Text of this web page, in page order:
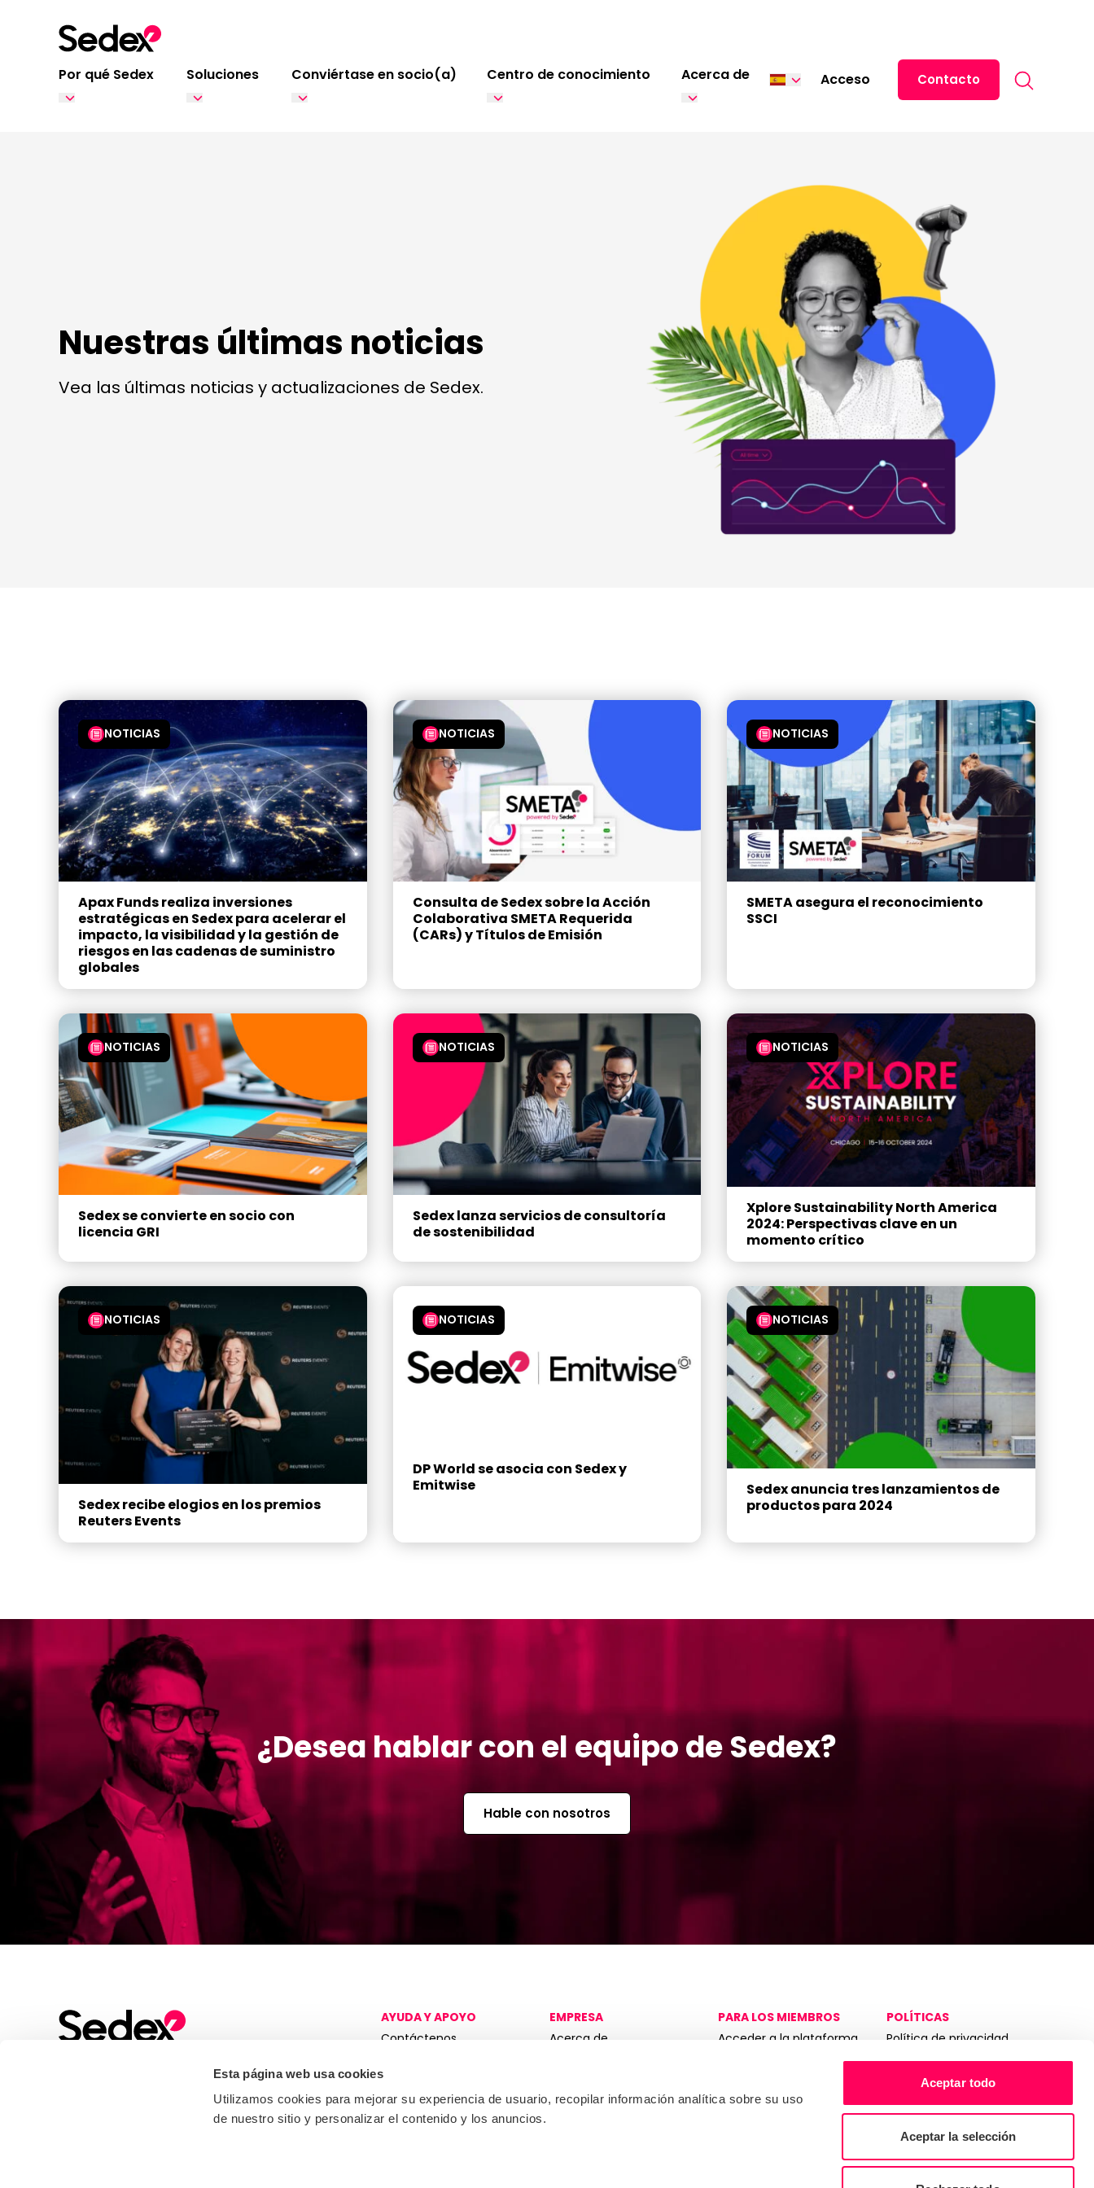
Esta página web usa cookies
Utilizamos cookies para mejorar su experiencia de usuario, recopilar información analítica sobre su uso
de nuestro sitio y personalizar el contenido y los anuncios.
Aceptar todo
Aceptar la selección
Por qué Sedex
Soluciones Conviértase en socio(a) Centro de conocimiento Acerca de Acceso
Italiano
Deutsch
Français
Contacto
Nuestras últimas noticias
Vea las últimas noticias y actualizaciones de Sedex.
NOTICIAS
Apax Funds realiza inversiones
estratégicas en Sedex para acelerar el
impacto, la visibilidad y la gestión de
riesgos en las cadenas de suministro
globales
NOTICIAS
Consulta de Sedex sobre la Acción
Colaborativa SMETA Requerida
(CARs) y Títulos de Emisión
NOTICIAS
SMETA asegura el reconocimiento
SSCI
NOTICIAS
Sedex se convierte en socio con
licencia GRI
NOTICIAS
Sedex lanza servicios de consultoría
de sostenibilidad
NOTICIAS
Xplore Sustainability North America
2024: Perspectivas clave en un
momento crítico
NOTICIAS
Sedex recibe elogios en los premios
Reuters Events
NOTICIAS
DP World se asocia con Sedex y
Emitwise
NOTICIAS
Sedex anuncia tres lanzamientos de
productos para 2024
¿Desea hablar con el equipo de Sedex?
Hable con nosotros
Sign up to our Newsletter
Stay up to date with all the latest news, events
and industry insights from Sedex
AYUDA Y APOYO
Contáctenos
EMPRESA
Acerca de
Folleto corporativo
PARA LOS MIEMBROS
Acceder a la plataforma
Kit de herramientas para
POLÍTICAS
Política de privacidad
Términos de servicio
Proceso de queja
Reglas del auditor
2026
Política Fiscal 2023